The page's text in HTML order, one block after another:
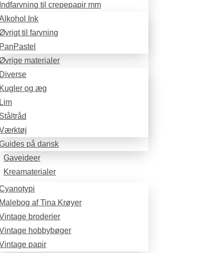
Indfarvning til crepepapir mm
Ink
til farvning
PanPastel
materialer
Diverse
Kugler og æg
Lim
Ståltråd
på dansk
Gaveideer
Kreamaterialer
Malebog af Tina Krøyer
broderier
hobbybøger
papir